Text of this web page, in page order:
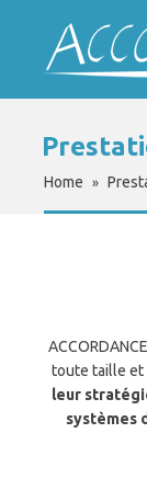
Home »
toute taille et
leur
systèmes